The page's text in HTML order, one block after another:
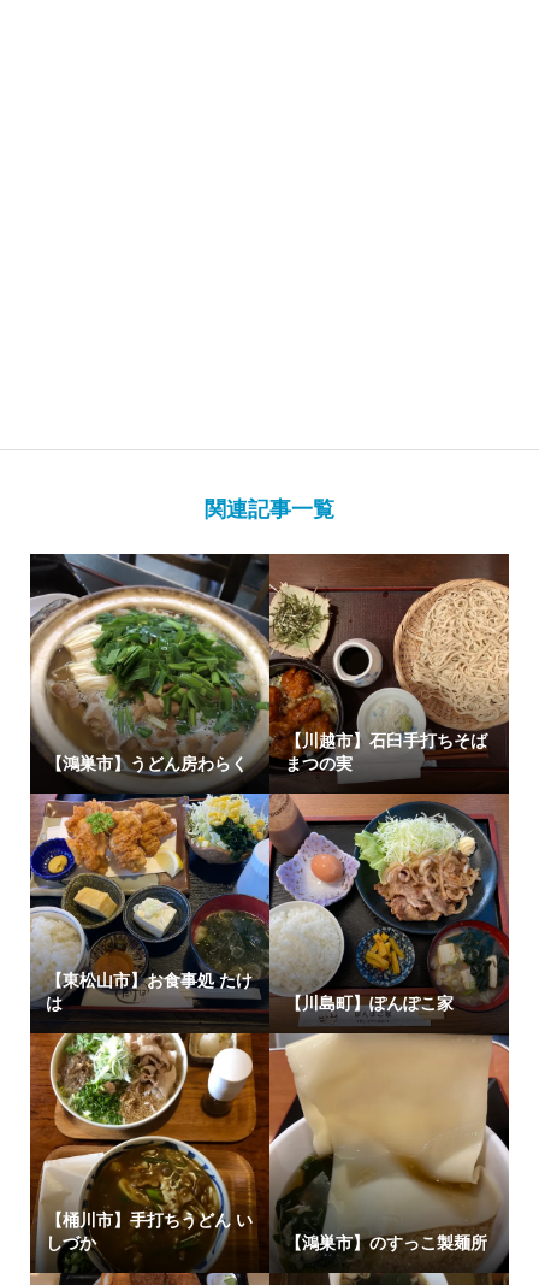
関連記事一覧
【鴻巣市】うどん房わらく
【川越市】石臼手打ちそば
まつの実
【東松山市】お食事処 たけ
は
【川島町】ぽんぽこ家
【桶川市】手打ちうどん い
しづか
【鴻巣市】のすっこ製麺所